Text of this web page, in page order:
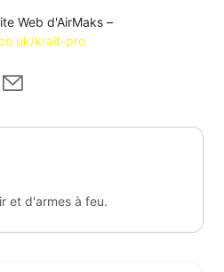
Web d'AirMaks –
krait-pro
et d'armes à feu.